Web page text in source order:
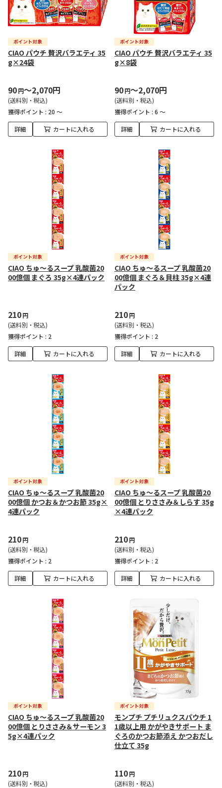
CIAO パウチ 贅沢バラエティ 35
g×24袋
90円～2,070円
(送料別・税込)
獲得ポイント : 20 ～
詳細 カートに入れる
CIAO パウチ 贅沢バラエティ 35
g×8袋
90円～2,070円
(送料別・税込)
獲得ポイント : 6 ～
詳細 カートに入れる
CIAO ちゅ～るスープ 乳酸菌20
00億個 まぐろ 35g×4連パック
210円
(送料別・税込)
獲得ポイント : 2
詳細 カートに入れる
CIAO ちゅ～るスープ 乳酸菌20
00億個 まぐろ＆貝柱 35g×4連
パック
210円
(送料別・税込)
獲得ポイント : 2
詳細 カートに入れる
CIAO ちゅ～るスープ 乳酸菌20
00億個 かつお＆かつお節 35g×
4連パック
210円
(送料別・税込)
獲得ポイント : 2
詳細 カートに入れる
CIAO ちゅ～るスープ 乳酸菌20
00億個 とりささみ＆しらす 35g
×4連パック
210円
(送料別・税込)
獲得ポイント : 2
詳細 カートに入れる
CIAO ちゅ～るスープ 乳酸菌20
00億個 とりささみ＆サーモン 3
5g×4連パック
210円
(送料別・税込)
モンプチ プチリュクスパウチ 1
1歳以上用 かがやきサポート ま
ぐろのかつお節添え かつおだし
仕立て 35g
110円
(送料別・税込)